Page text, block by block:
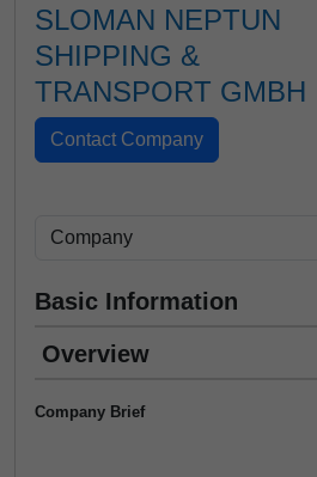
SLOMAN NEPTUN
SHIPPING &
TRANSPORT GMBH
Basic Information
Overview
Company Brief